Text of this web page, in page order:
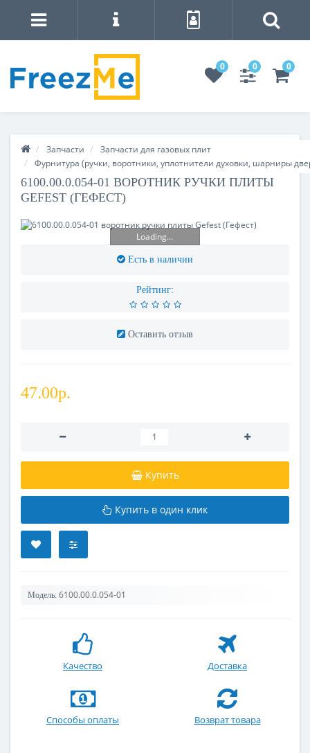
0 0 0
Запчасти
Запчасти для газовых плит
Фурнитура (ручки, воротники, уплотнители духовки, шарниры
6100.00.0.054-01 ВОРОТНИК РУЧКИ ПЛИТЫ
GEFEST (ГЕФЕСТ)
Loading...
Есть в наличии
Рейтинг:
Оставить отзыв
47.00р.
Купить
Купить в один клик
Модель: 6100.00.0.054-01
Качество Доставка
Способы оплаты Возврат товара